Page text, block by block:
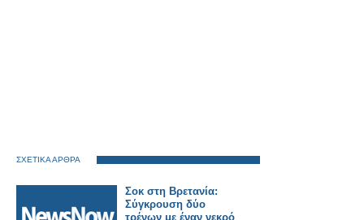
ΣΧΕΤΙΚΑ ΑΡΘΡΑ
Σοκ στη Βρετανία:
Σύγκρουση δύο
τρένων με έναν νεκρό